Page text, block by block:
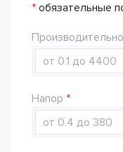
* обязательные
Напор